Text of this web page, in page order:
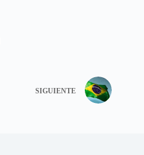
SIGUIENTE